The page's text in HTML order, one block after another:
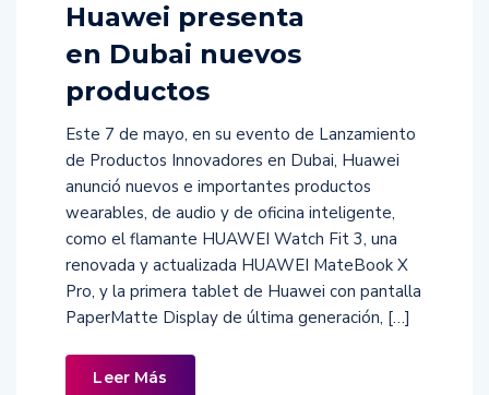
Huawei presenta
en Dubai nuevos
productos
Este 7 de mayo, en su evento de Lanzamiento
de Productos Innovadores en Dubai, Huawei
anunció nuevos e importantes productos
wearables, de audio y de oficina inteligente,
como el flamante HUAWEI Watch Fit 3, una
renovada y actualizada HUAWEI MateBook X
Pro, y la primera tablet de Huawei con pantalla
PaperMatte Display de última generación, […]
Leer Más